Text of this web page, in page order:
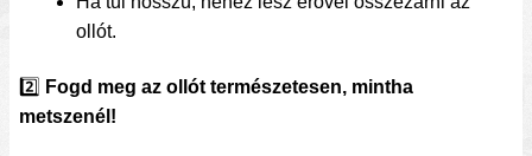
ollót.
2️⃣
Fogd meg az ollót természetesen, mintha
metszenél!